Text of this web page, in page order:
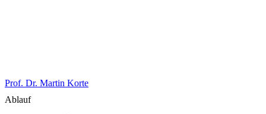
Prof. Dr. Martin Korte
Ablauf